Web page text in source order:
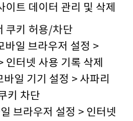
트 데이터 관리 및 삭제
쿠키 허용/차단
일 브라우저 설정 >
인터넷 사용 기록 삭제
일 기기 설정 > 사파리
키 차단
브라우저 설정 > 인터넷